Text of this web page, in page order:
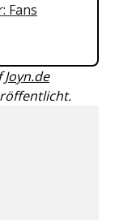
Fans
Joyn.de